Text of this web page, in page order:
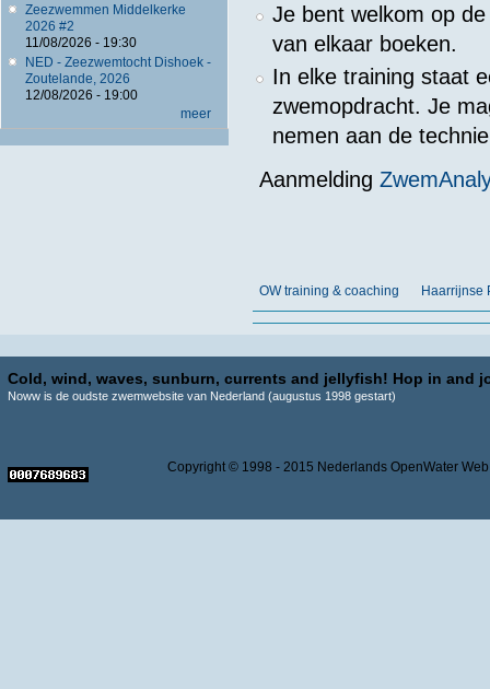
Zeezwemmen Middelkerke
2026 #2
11/08/2026 - 19:30
NED - Zeezwemtocht Dishoek -
Zoutelande, 2026
12/08/2026 - 19:00
meer
Je bent welkom op
van elkaar boeken.
In elke training staat
zwemopdracht. Je
nemen aan de
Aanmelding
OW training & coaching Haarrijnse
Cold, wind, waves, sunburn, currents and jellyfish! Hop in and
Noww is de oudste zwemwebsite van Nederland (augustus 1998 gestart)
Copyright © 1998 - 2015 Nederlands OpenWater